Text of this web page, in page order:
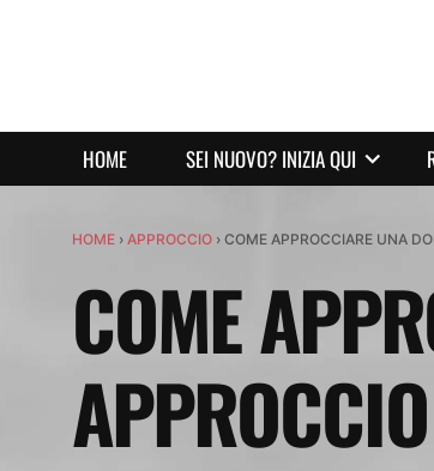
HOME SEI NUOVO? INIZIA QUI
HOME ›APPROCCIO ›COME APPROCCIARE UNA
COME
APPROCCIO